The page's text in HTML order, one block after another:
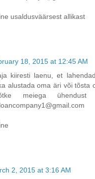
usaldusväärsest allikast
18, 2015 at 12:45 AM
kiiresti laenu, et
alustada oma äri või tõsta
meiega ühendust
2, 2015 at 3:16 AM